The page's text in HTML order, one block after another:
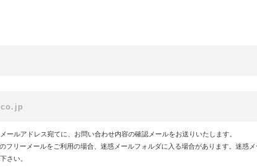
ールアドレス宛てに、お問い合わせ内容の確認メールをお送りいたします。
フリーメールをご利用の場合、迷惑メールフォルダに入る場合があります。迷惑
さい。